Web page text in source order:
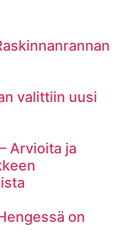
valittiin uusi
Arvioita ja
on